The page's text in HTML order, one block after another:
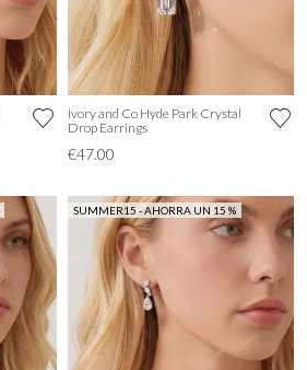
Ivory and Co Hyde Park Crystal
Drop Earrings
€47.00
SUMMER15 - AHORRA UN 15 %